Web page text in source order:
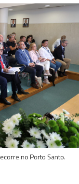
no Porto Santo.